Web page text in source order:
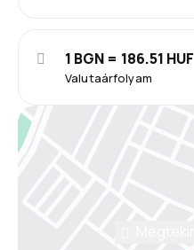
Valutaárfolyam
1 BGN = 186.51 HUF